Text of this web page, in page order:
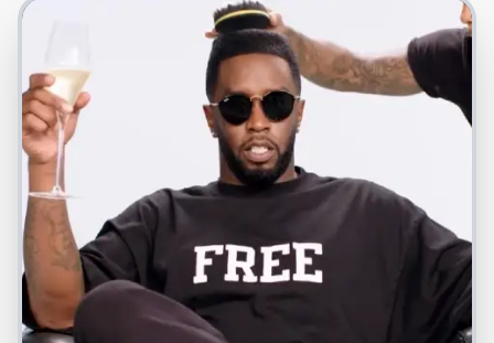
Foto: Youtube printscreen/Vainty Fair